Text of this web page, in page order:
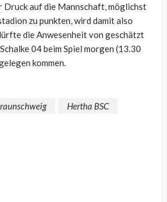
Druck auf die Mannschaft, möglichst
zu punkten, wird damit also
die Anwesenheit von geschätzt
04 beim Spiel morgen (13.30
kommen.
Hertha BSC